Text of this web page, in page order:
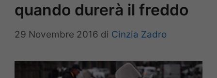
quando durerà il freddo
29 Novembre 2016 di Cinzia Zadro